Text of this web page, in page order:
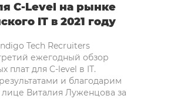
C-Level на рынке
IT в 2021 году
Tech Recruiters
ежегодный обзор
плат для C-level в IT.
и благодарим
лице Виталия Луженцова за